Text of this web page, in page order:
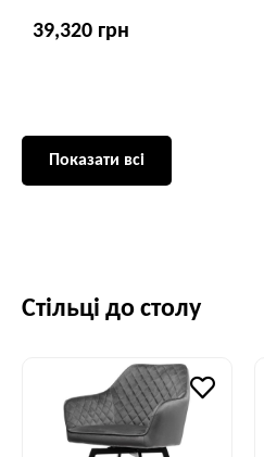
39,320 грн
Показати всі
Стільці до столу